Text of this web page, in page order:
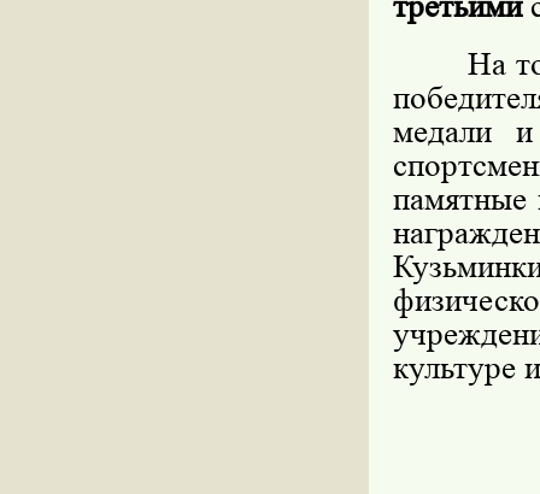
На
медали и
культуре